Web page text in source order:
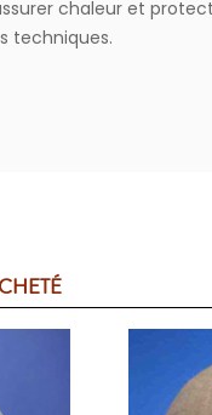
chaleur et
techniques.